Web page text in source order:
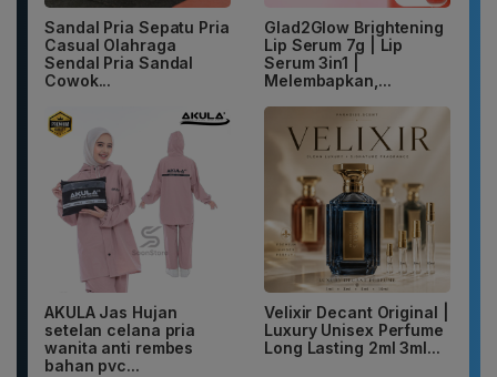
Sandal Pria Sepatu Pria
Casual Olahraga
Sendal Pria Sandal
Cowok...
Glad2Glow Brightening
Lip Serum 7g | Lip
Serum 3in1 |
Melembapkan,...
AKULA Jas Hujan
setelan celana pria
wanita anti rembes
bahan pvc...
Velixir Decant Original |
Luxury Unisex Perfume
Long Lasting 2ml 3ml...